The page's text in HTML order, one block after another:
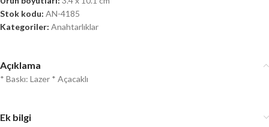
Stok kodu: AN-4185
Kategoriler: Anahtarlıklar
Açıklama
* Baskı: Lazer * Açacaklı
Ek bilgi